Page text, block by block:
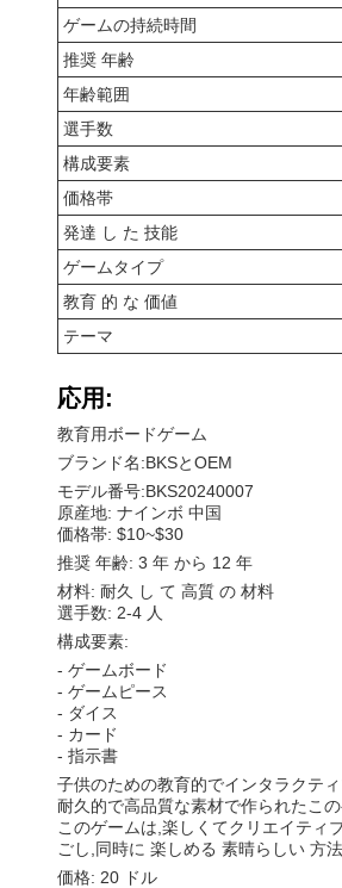
ゲームの持続時間
推奨 年齢
年齢範囲
選手数
構成要素
価格帯
発達 し た 技能
ゲームタイプ
教育 的 な 価値
テーマ
応用:
教育用ボードゲーム
ブランド名:BKSとOEM
モデル番号:BKS20240007
原産地: ナインボ 中国
価格帯: $10~$30
推奨 年齢: 3 年 から 12 年
材料: 耐久 し て 高質 の 材料
選手数: 2-4 人
構成要素:
- ゲームボード
- ゲームピース
- ダイス
- カード
- 指示書
子供のための教育的でインタラクテ
耐久的で高品質な素材で作られたこ
このゲームは,楽しくてクリエイティ
ごし,同時に 楽しめる 素晴らしい 方法.
価格: 20 ドル